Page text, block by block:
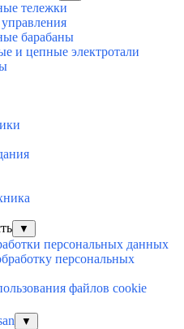
тележки
барабаны
и цепные электротали
▼
персональных данных
персональных
файлов cookie
▼